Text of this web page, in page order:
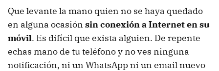
Que levante la mano quien no se haya quedado
en alguna ocasión sin conexión a Internet en su
móvil. Es difícil que exista alguien. De repente
echas mano de tu teléfono y no ves ninguna
notificación, ni un WhatsApp ni un email nuevo